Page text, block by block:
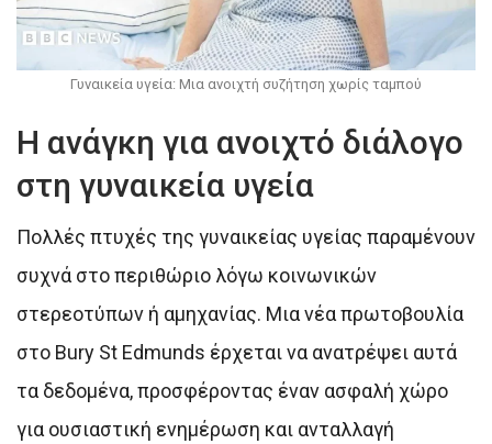
Γυναικεία υγεία: Μια ανοιχτή συζήτηση χωρίς ταμπού
Η ανάγκη για ανοιχτό διάλογο
στη γυναικεία υγεία
Πολλές πτυχές της γυναικείας υγείας παραμένουν
συχνά στο περιθώριο λόγω κοινωνικών
στερεοτύπων ή αμηχανίας. Μια νέα πρωτοβουλία
στο Bury St Edmunds έρχεται να ανατρέψει αυτά
τα δεδομένα, προσφέροντας έναν ασφαλή χώρο
για ουσιαστική ενημέρωση και ανταλλαγή